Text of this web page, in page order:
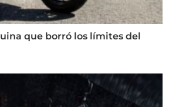
que borró los límites del